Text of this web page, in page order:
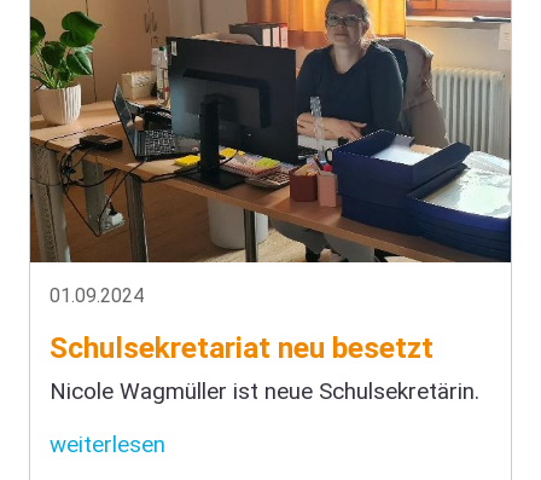
01.09.2024
Schulsekretariat neu besetzt
Nicole Wagmüller ist neue Schulsekretärin.
weiterlesen